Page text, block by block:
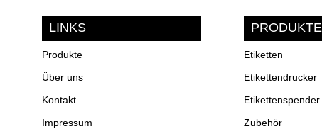
LINKS
Produkte
Über uns
Kontakt
Impressum
PRODUKTE
Etiketten
Etikettendrucker
Etikettenspender
Zubehör